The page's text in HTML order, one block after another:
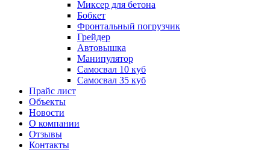
Миксер для бетона
Бобкет
Фронтальный погрузчик
Грейдер
Автовышка
Манипулятор
Самосвал 10 куб
Самосвал 35 куб
Прайс лист
Объекты
Новости
О компании
Отзывы
Контакты